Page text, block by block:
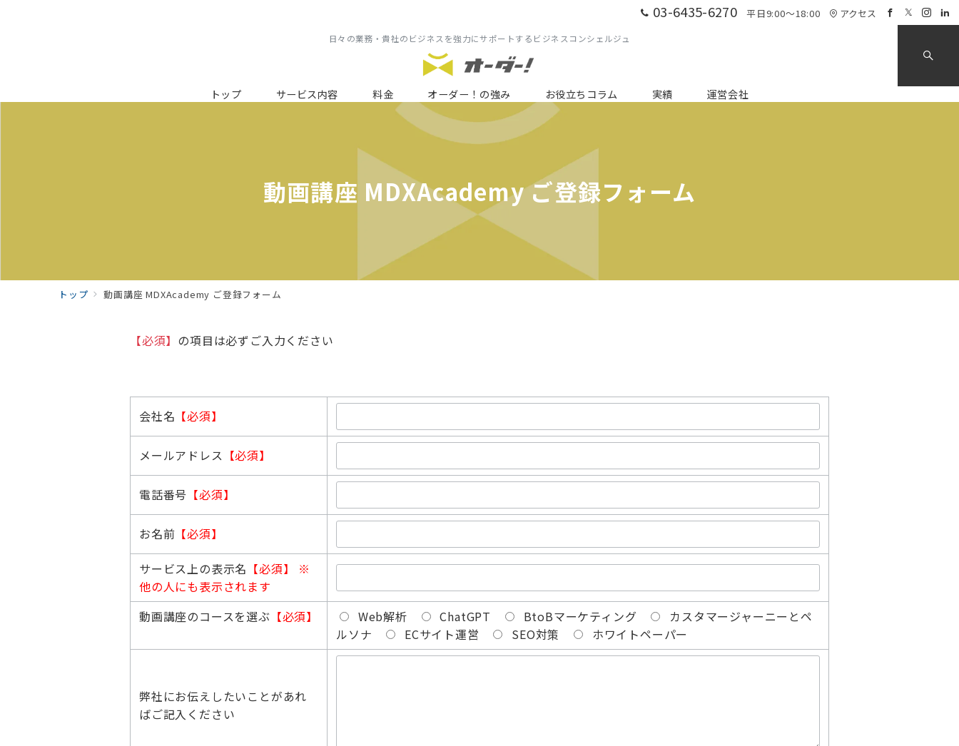
03-6435-6270 平日9:00～18:00 アクセス
日々の業務・貴社のビジネスを強力にサポートするビジネスコンシェルジュ
トップ サービス内容 料金 オーダー！の強み お役立ちコラム 実績 運営会社
動画講座 MDXAcademy ご登録フォーム
トップ 動画講座 MDXAcademy ご登録フォーム
【必須】 の項目は必ずご入力ください
会社名 【必須】
メールアドレス 【必須】
電話番号 【必須】
お名前 【必須】
サービス上の表示名 【必須】 ※
他の人にも表示されます
動画講座のコースを選ぶ 【必須】 Web解析 ChatGPT BtoBマーケティング
カスタマージャーニーとペ
ルソナ
ECサイト運営 SEO対策 ホワイトペーパー
弊社にお伝えしたいことがあれ
ばご記入ください